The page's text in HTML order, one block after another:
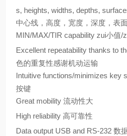
s, heights, widths, depths,
中心线，高度，宽度，深度，表面
MIN/MAX/TIR capability zui小值/
Excellent repeatability thanks to
色的重复性感谢机动运输
Intuitive functions/minimizes key
按键
Great mobility 流动性大
High reliability 高可靠性
Data output USB and RS-232 数